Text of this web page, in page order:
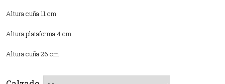
Altura cuña 11 cm
Altura plataforma 4 cm
Altura cuña 26 cm